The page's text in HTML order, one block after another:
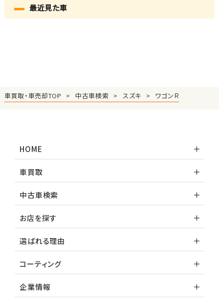
最近見た車
車買取・車売却TOP 中古車検索 スズキ ワゴンＲ
HOME
車買取
中古車検索
お店を探す
選ばれる理由
コーティング
企業情報